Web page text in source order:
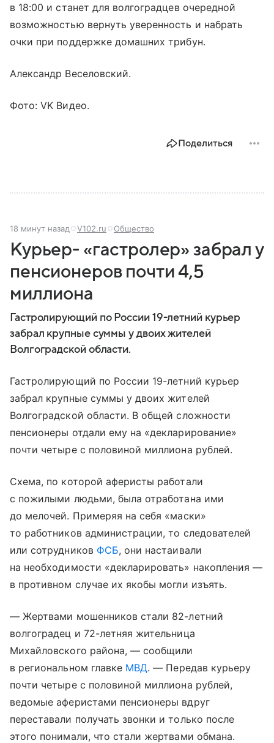
в 18:00 и станет для волгоградцев очередной
возможностью вернуть уверенность и набрать
очки при поддержке домашних трибун.
Александр Веселовский.
Фото: VK Видео.
Поделиться
18 минут назад V102.ru Общество
Курьер- «гастролер» забрал у
пенсионеров почти 4,5
миллиона
Гастролирующий по России 19-летний курьер
забрал крупные суммы у двоих жителей
Волгоградской области.
Гастролирующий по России 19-летний курьер
забрал крупные суммы у двоих жителей
Волгоградской области. В общей сложности
пенсионеры отдали ему на «декларирование»
почти четыре с половиной миллиона рублей.
Схема, по которой аферисты работали
с пожилыми людьми, была отработана ими
до мелочей. Примеряя на себя «маски»
то работников администрации, то следователей
или сотрудников ФСБ, они настаивали
на необходимости «декларировать» накопления —
в противном случае их якобы могли изъять.
— Жертвами мошенников стали 82-летний
волгоградец и 72-летняя жительница
Михайловского района, — сообщили
в региональном главке МВД. — Передав курьеру
почти четыре с половиной миллиона рублей,
ведомые аферистами пенсионеры вдруг
переставали получать звонки и только после
этого понимали, что стали жертвами обмана.